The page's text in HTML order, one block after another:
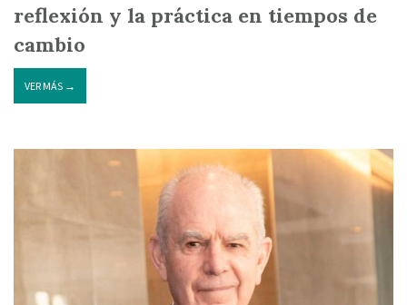
reflexión y la práctica en tiempos de
cambio
VER MÁS →